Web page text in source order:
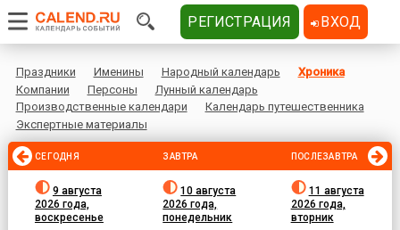
Праздники Именины Народный календарь
Хроника
Компании
Персоны
Лунный календарь
Производственные календари
Календарь путешественника
Экспертные материалы
СЕГОДНЯ
9 августа
2026 года,
воскресенье
ЗАВТРА
10 августа
2026 года,
понедельник
ПОСЛЕЗАВТРА
11 августа
2026 года,
вторник
РЕГИСТРАЦИЯ ВХОД